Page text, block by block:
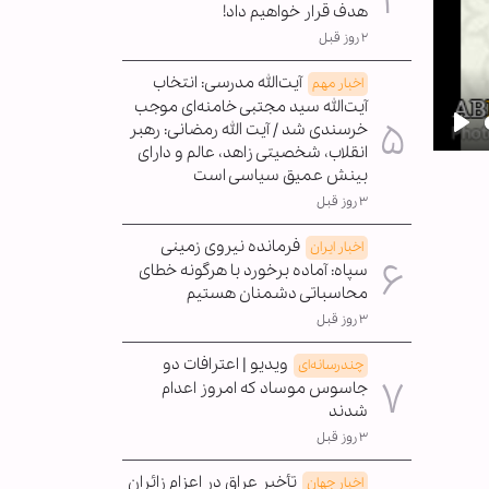
هدف قرار خواهیم داد!
۲ روز قبل
اخبار مهم آیت‌الله مدرسی: انتخاب
آیت‌الله سید مجتبی خامنه‌ای موجب
خرسندی شد / آیت الله رمضانی: رهبر
انقلاب، شخصیتی زاهد، عالم و دارای
بینش عمیق سیاسی است
۳ روز قبل
اخبار ایران فرمانده نیروی زمینی
سپاه: آماده برخورد با هرگونه خطای
محاسباتی دشمنان هستیم
۳ روز قبل
چندرسانه‌ای ویدیو | اعترافات دو
جاسوس موساد که امروز اعدام
شدند
۳ روز قبل
اخبار جهان تأخیر عراق در اعزام زائران